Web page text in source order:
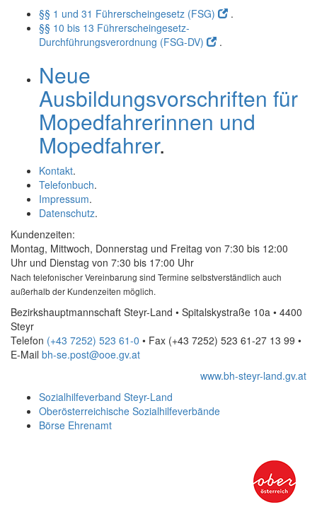
§§ 1 und 31 Führerscheingesetz (FSG)
.
§§ 10 bis 13 Führerscheingesetz-
Durchführungsverordnung (FSG-DV)
.
Neue
Ausbildungsvorschriften für
Mopedfahrerinnen und
Mopedfahrer.
Kontakt.
Telefonbuch.
Impressum.
Datenschutz.
Kundenzeiten:
Montag, Mittwoch, Donnerstag und Freitag von 7:30 bis 12:00
Uhr und Dienstag von 7:30 bis 17:00 Uhr
Nach telefonischer Vereinbarung sind Termine selbstverständlich auch
außerhalb der Kundenzeiten möglich.
Bezirkshauptmannschaft Steyr-Land • Spitalskystraße 10a • 4400
Steyr
Telefon (+43 7252) 523 61-0 • Fax (+43 7252) 523 61-27 13 99 •
E-Mail bh-se.post@ooe.gv.at
www.bh-steyr-land.gv.at
Sozialhilfeverband Steyr-Land
Oberösterreichische Sozialhilfeverbände
Börse Ehrenamt